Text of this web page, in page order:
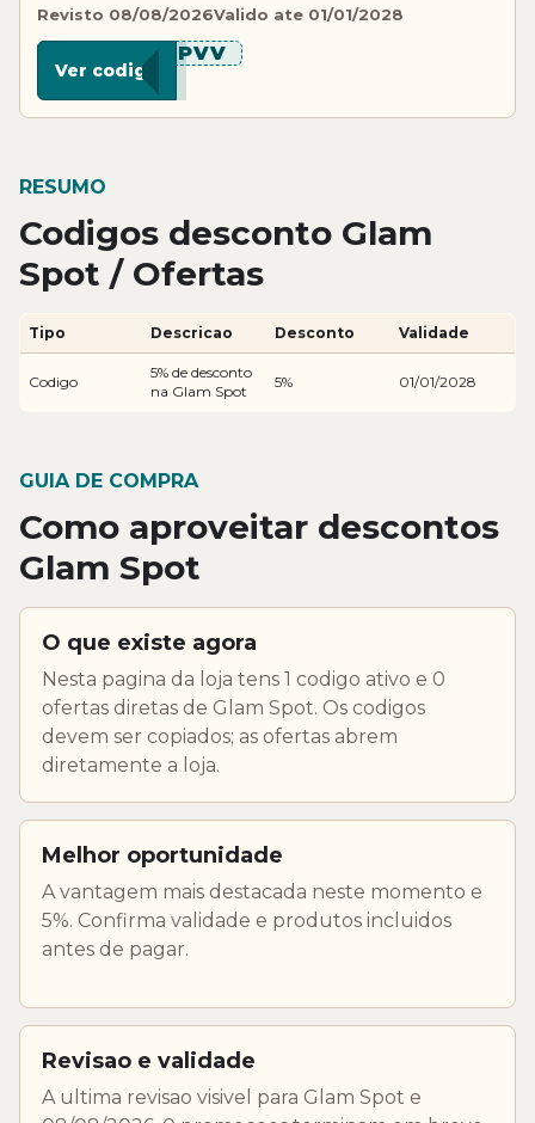
Revisto 08/08/2026Valido ate 01/01/2028
*****PVV
Ver codigo
RESUMO
Codigos desconto Glam
Spot / Ofertas
Tipo Descricao Desconto Validade
Codigo
5% de desconto
na Glam Spot
5% 01/01/2028
GUIA DE COMPRA
Como aproveitar descontos
Glam Spot
O que existe agora
Nesta pagina da loja tens 1 codigo ativo e 0
ofertas diretas de Glam Spot. Os codigos
devem ser copiados; as ofertas abrem
diretamente a loja.
Melhor oportunidade
A vantagem mais destacada neste momento e
5%. Confirma validade e produtos incluidos
antes de pagar.
Revisao e validade
A ultima revisao visivel para Glam Spot e